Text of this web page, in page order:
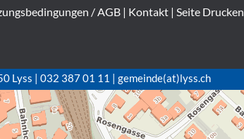
/ AGB| Kontakt| Seite Drucken
Lyss | 032 387 01 11 | gemeinde(at)lyss.ch